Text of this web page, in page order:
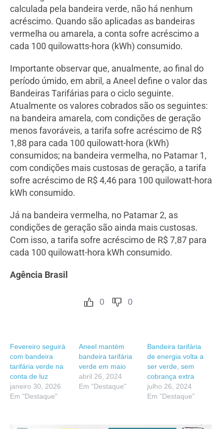
calculada pela bandeira verde, não há nenhum
acréscimo. Quando são aplicadas as bandeiras
vermelha ou amarela, a conta sofre acréscimo a
cada 100 quilowatts-hora (kWh) consumido.
Importante observar que, anualmente, ao final do
período úmido, em abril, a Aneel define o valor das
Bandeiras Tarifárias para o ciclo seguinte.
Atualmente os valores cobrados são os seguintes:
na bandeira amarela, com condições de geração
menos favoráveis, a tarifa sofre acréscimo de R$
1,88 para cada 100 quilowatt-hora (kWh)
consumidos; na bandeira vermelha, no Patamar 1,
com condições mais custosas de geração, a tarifa
sofre acréscimo de R$ 4,46 para 100 quilowatt-hora
kWh consumido.
Já na bandeira vermelha, no Patamar 2, as
condições de geração são ainda mais custosas.
Com isso, a tarifa sofre acréscimo de R$ 7,87 para
cada 100 quilowatt-hora kWh consumido.
Agência Brasil
0 0
Fevereiro seguirá
com bandeira
tarifária verde na
conta de luz
janeiro 30, 2026
Em "Destaque"
Aneel mantém
bandeira tarifária
verde em maio
abril 26, 2024
Em "Destaque"
Bandeira tarifária
de energia volta a
ser verde, sem
cobrança extra
julho 26, 2024
Em "Destaque"